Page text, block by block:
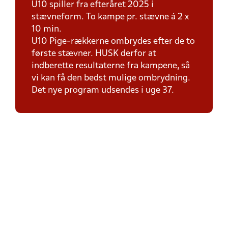
U10 spiller fra efteråret 2025 i
stævneform. To kampe pr. stævne á 2 x
10 min.
U10 Pige-rækkerne ombrydes efter de to
første stævner. HUSK derfor at
indberette resultaterne fra kampene, så
vi kan få den bedst mulige ombrydning.
Det nye program udsendes i uge 37.